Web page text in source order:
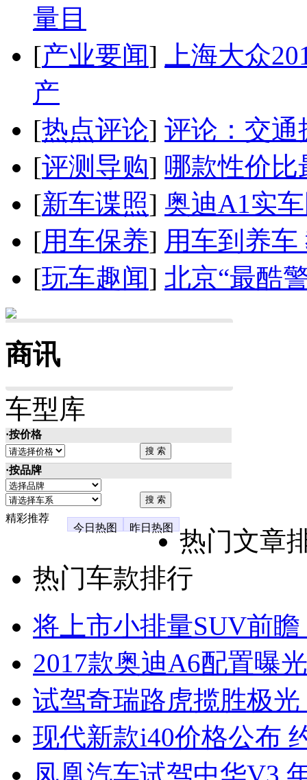
量目
[产业要闻]
上海大众
产
[热点评论] 评论：交通
[评测导购] 哪款性价比
[新车谍照] 奥迪A1实
[用车保养] 用车到养
[玩车趣闻] 北京“最酷
商讯
车型库
·按价格
·按品牌
精彩推荐
今日热图
昨日热图
热门文章
热门车款排行
将上市小排量SUV前
2017款奥迪A6配置曝
试驾奇瑞路虎揽胜极
现代新款i40价格公布
凤凰汽车试驾中华V3